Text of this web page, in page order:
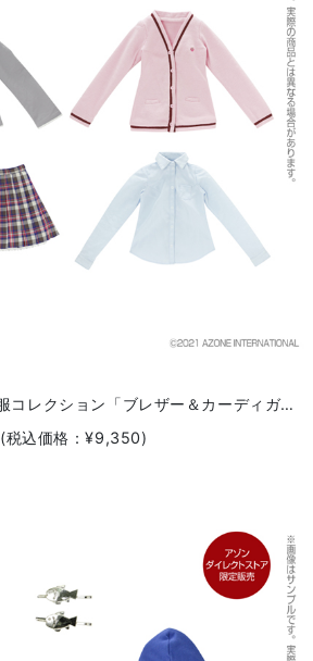
AZO2 和遥キナ学校制服コレクション「ブレザー＆カーディガン制服set」
(税込価格：¥9,350)